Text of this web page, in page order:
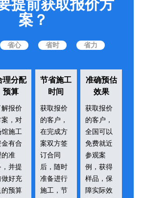
提前获取报价方
案？
省心 省时 省力
理分配
预算
解报价
案，对
馆施工
金有合
的准
，并提
做好充
的预算
节省施工
时间
获取报价
的客户，
在完成方
案双方签
订合同
后，随时
准备进行
施工，节
准确预估
效果
获取报价
的客户，
全国可以
免费就近
参观案
例，获得
样品，保
障实际效